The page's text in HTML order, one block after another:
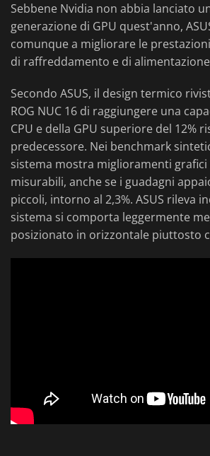
Sebbene Nvidia non abbia lanciato
generazione di GPU quest'anno,
comunque a migliorare le
di raffreddamento e di
Secondo ASUS, il design termico
ROG NUC 16 di raggiungere una
CPU e della GPU superiore del 12%
predecessore. Nei benchmark
sistema mostra miglioramenti
misurabili, anche se i guadagni
piccoli, intorno al 2,3%. ASUS rileva
sistema si comporta leggermente
posizionato in orizzontale piuttosto